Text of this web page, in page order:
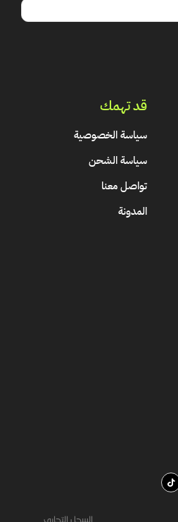
قد تهمك
سياسة الخصوصية
سياسة الشحن
تواصل معنا
المدونة